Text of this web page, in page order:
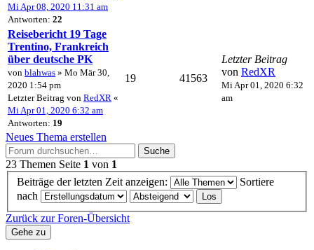
Mi Apr 08, 2020 11:31 am
Antworten: 22
Reisebericht 19 Tage
Trentino, Frankreich
über deutsche PK
von blahwas » Mo Mär 30,
2020 1:54 pm
Letzter Beitrag von RedXR «
Mi Apr 01, 2020 6:32 am
Antworten: 19
19 41563
Letzter Beitrag
von RedXR
Mi Apr 01, 2020 6:32
am
Neues Thema erstellen
Suche
23 Themen Seite 1 von 1
Beiträge der letzten Zeit anzeigen:
Sortiere
nach
Zurück zur Foren-Übersicht
Gehe zu